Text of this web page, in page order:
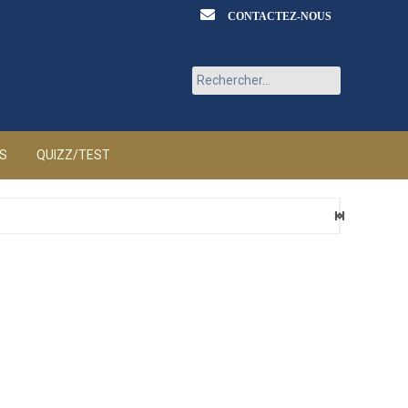
CONTACTEZ-NOUS
Rechercher :
QUIZZ/TEST